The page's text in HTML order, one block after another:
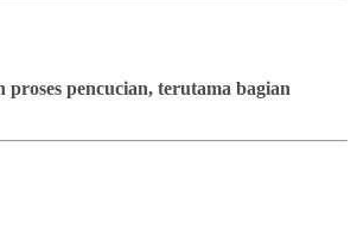
pencucian, terutama bagian